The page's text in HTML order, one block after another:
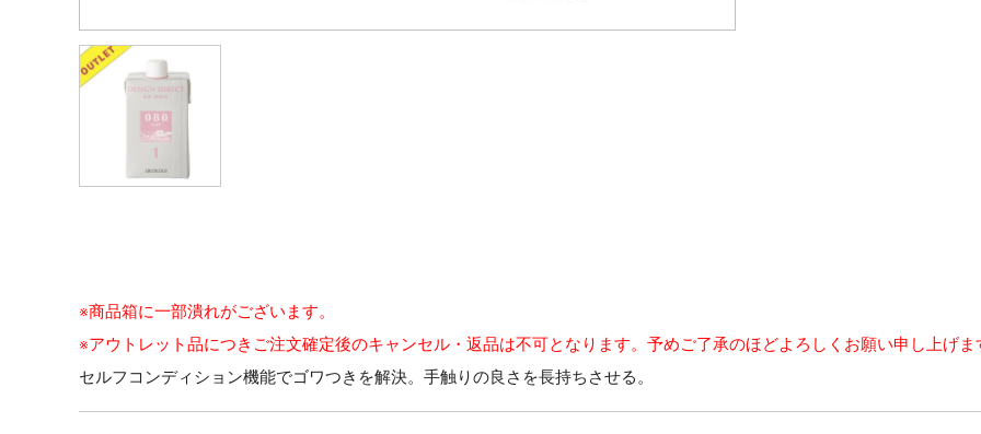
※商品箱に一部潰れがございます。
※アウトレット品につきご注文確定後のキャンセル・返品は不可となります。予めご了承のほどよろしくお願い申し上げま
セルフコンディション機能でゴワつきを解決。手触りの良さを長持ちさせる。